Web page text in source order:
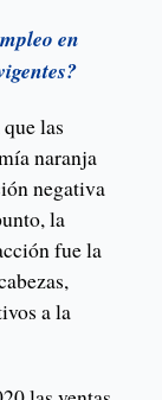
en
las
naranja
negativa
la
fue la
a la